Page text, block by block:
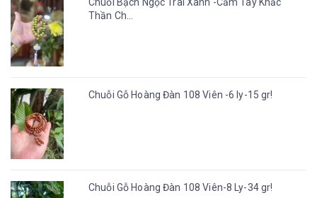
Thần Ch...
Chuỗi Gỗ Hoàng Đàn 108 Viên -6 ly-15 gr!
Chuỗi Gỗ Hoàng Đàn 108 Viên-8 Ly-34 gr!